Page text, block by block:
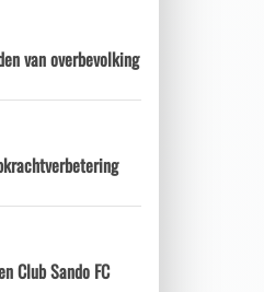
van overbevolking
Club Sando FC